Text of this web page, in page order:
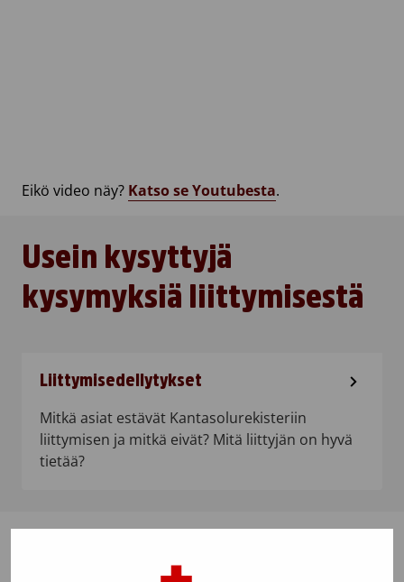
Eikö video näy? Katso se Youtubesta.
Usein kysyttyjä
kysymyksiä liittymisestä
Liittymisedellytykset
Mitkä asiat estävät Kantasolurekisteriin
liittymisen ja mitkä eivät? Mitä liittyjän on hyvä
tietää?
Liittymisnäytteet hukassa?